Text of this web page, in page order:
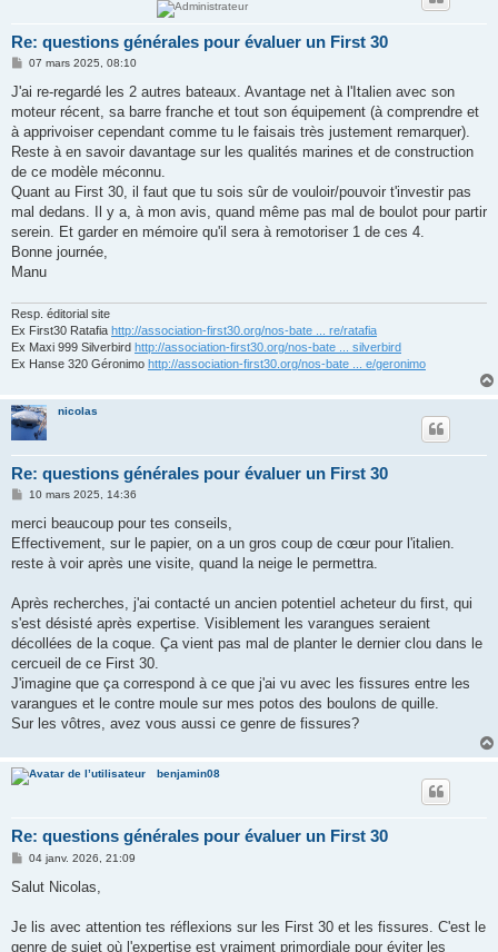
Re: questions générales pour évaluer un First 30
M
s
a
g
07 mars 2025, 08:10
J'ai re-regardé les 2 autres bateaux. Avantage net à l'Italien avec son
moteur récent, sa barre franche et tout son équipement (à comprendre et
à apprivoiser cependant comme tu le faisais très justement remarquer).
Reste à en savoir davantage sur les qualités marines et de construction
de ce modèle méconnu.
Quant au First 30, il faut que tu sois sûr de vouloir/pouvoir t'investir pas
mal dedans. Il y a, à mon avis, quand même pas mal de boulot pour partir
serein. Et garder en mémoire qu'il sera à remotoriser 1 de ces 4.
Bonne journée,
Manu
Resp. éditorial site
Ex First30 Ratafia http://association-first30.org/nos-bate ... re/ratafia
Ex Maxi 999 Silverbird http://association-first30.org/nos-bate ... silverbird
Ex Hanse 320 Géronimo http://association-first30.org/nos-bate ... e/geronimo
nicolas
Re: questions générales pour évaluer un First 30
M
s
a
g
10 mars 2025, 14:36
merci beaucoup pour tes conseils,
Effectivement, sur le papier, on a un gros coup de cœur pour l'italien.
reste à voir après une visite, quand la neige le permettra.
Après recherches, j'ai contacté un ancien potentiel acheteur du first, qui
s'est désisté après expertise. Visiblement les varangues seraient
décollées de la coque. Ça vient pas mal de planter le dernier clou dans le
cercueil de ce First 30.
J'imagine que ça correspond à ce que j'ai vu avec les fissures entre les
varangues et le contre moule sur mes potos des boulons de quille.
Sur les vôtres, avez vous aussi ce genre de fissures?
benjamin08
Re: questions générales pour évaluer un First 30
M
s
g
04 janv. 2026, 21:09
Salut Nicolas,
Je lis avec attention tes réflexions sur les First 30 et les fissures. C'est le
genre de sujet où l'expertise est vraiment primordiale pour éviter les